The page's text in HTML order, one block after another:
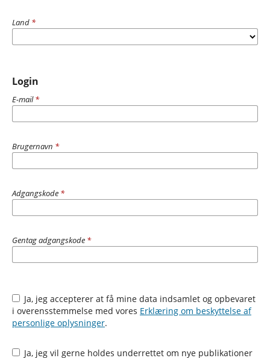
Land *
Login
E-mail*
Brugernavn *
Adgangskode *
Gentag adgangskode *
i overensstemmelse med vores Erklæring om beskyttelse af
personlige oplysninger.